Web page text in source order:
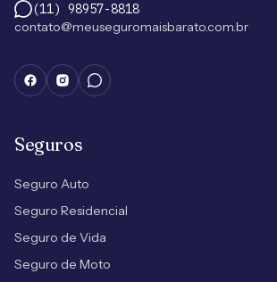
(11) 98957-8818
contato@meuseguromaisbarato.com.br
Seguros
Seguro Auto
Seguro Residencial
Seguro de Vida
Seguro de Moto